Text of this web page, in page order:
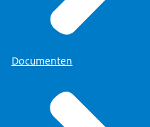
Documenten